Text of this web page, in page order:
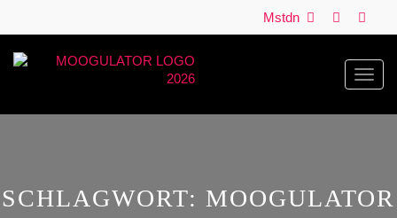
Mstdn
SCHLAGWORT: MOOGULATOR